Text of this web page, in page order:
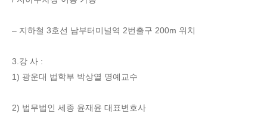
– 지하철 3호선 남부터미널역 2번출구 200m 위치
3.강 사 :
1) 광운대 법학부 박상열 명예교수
2) 법무법인 세종 윤재윤 대표변호사